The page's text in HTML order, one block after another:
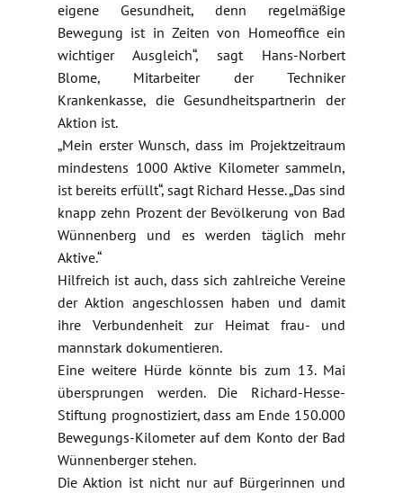
eigene Gesundheit, denn regelmäßige
Bewegung ist in Zeiten von Homeoffice ein
wichtiger Ausgleich“, sagt Hans-Norbert
Blome, Mitarbeiter der Techniker
Krankenkasse, die Gesundheitspartnerin der
Aktion ist.
„Mein erster Wunsch, dass im Projektzeitraum
mindestens 1000 Aktive Kilometer sammeln,
ist bereits erfüllt“, sagt Richard Hesse. „Das sind
knapp zehn Prozent der Bevölkerung von Bad
Wünnenberg und es werden täglich mehr
Aktive.“
Hilfreich ist auch, dass sich zahlreiche Vereine
der Aktion angeschlossen haben und damit
ihre Verbundenheit zur Heimat frau- und
mannstark dokumentieren.
Eine weitere Hürde könnte bis zum 13. Mai
übersprungen werden. Die Richard-Hesse-
Stiftung prognostiziert, dass am Ende 150.000
Bewegungs-Kilometer auf dem Konto der Bad
Wünnenberger stehen.
Die Aktion ist nicht nur auf Bürgerinnen und